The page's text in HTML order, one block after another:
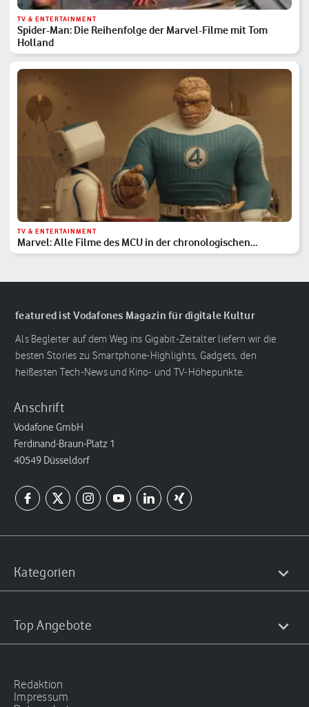
TV & ENTERTAINMENT
Spider-Man: Die Reihenfolge der Marvel-Filme mit Tom
Holland
TV & ENTERTAINMENT
Marvel: Alle Filme des MCU in der chronologischen
Reihenfolge
featured ist Vodafones Magazin für digitale Kultur
Als Begleiter auf dem Weg ins Gigabit-Zeitalter liefern wir die
besten Stories zu Smartphone-Highlights, Gadgets, den
heißesten Tech-News und Kino- und TV-Höhepunkte.
Anschrift
Vodafone GmbH
Ferdinand-Braun-Platz 1
40549 Düsseldorf
Kategorien
Top Angebote
Redaktion
Impressum